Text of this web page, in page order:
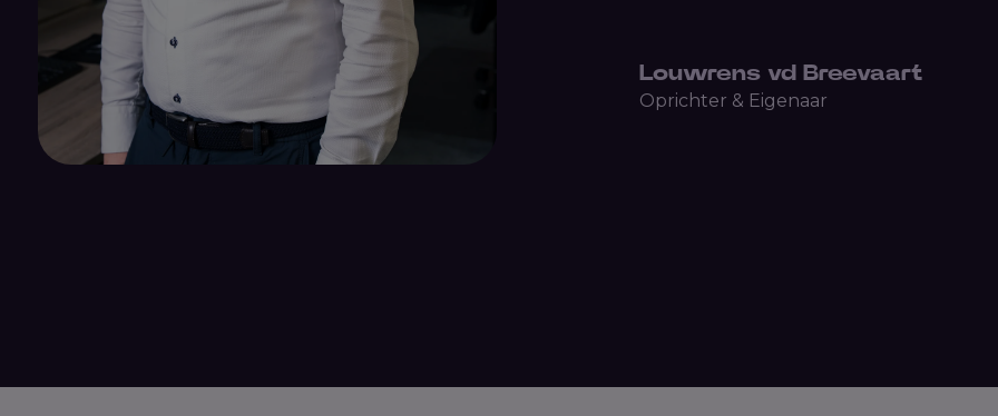
Louwrens vd Breevaart
Oprichter & Eigenaar